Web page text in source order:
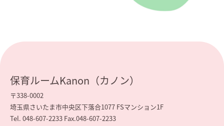
保育ルームKanon（カノン）
〒338-0002
埼玉県さいたま市中央区下落合1077 FSマンション1F
Tel. 048-607-2233 Fax.048-607-2233